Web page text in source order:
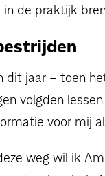
de praktijk
dit jaar – toen
volgden
voor mij
weg wil ik